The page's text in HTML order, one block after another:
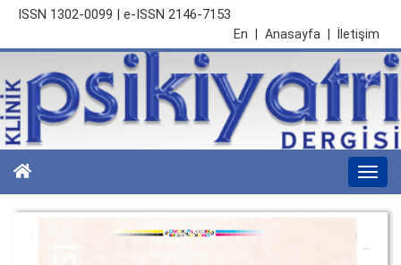
ISSN 1302-0099 | e-ISSN 2146-7153
İletişim
Anasayfa
En